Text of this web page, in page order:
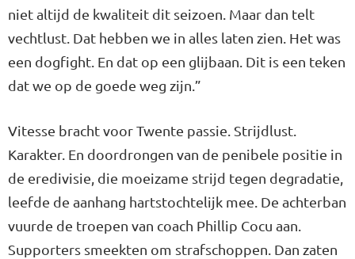
niet altijd de kwaliteit dit seizoen. Maar dan telt
vechtlust. Dat hebben we in alles laten zien. Het was
een dogfight. En dat op een glijbaan. Dit is een teken
dat we op de goede weg zijn.”
Vitesse bracht voor Twente passie. Strijdlust.
Karakter. En doordrongen van de penibele positie in
de eredivisie, die moeizame strijd tegen degradatie,
leefde de aanhang hartstochtelijk mee. De achterban
vuurde de troepen van coach Phillip Cocu aan.
Supporters smeekten om strafschoppen. Dan zaten